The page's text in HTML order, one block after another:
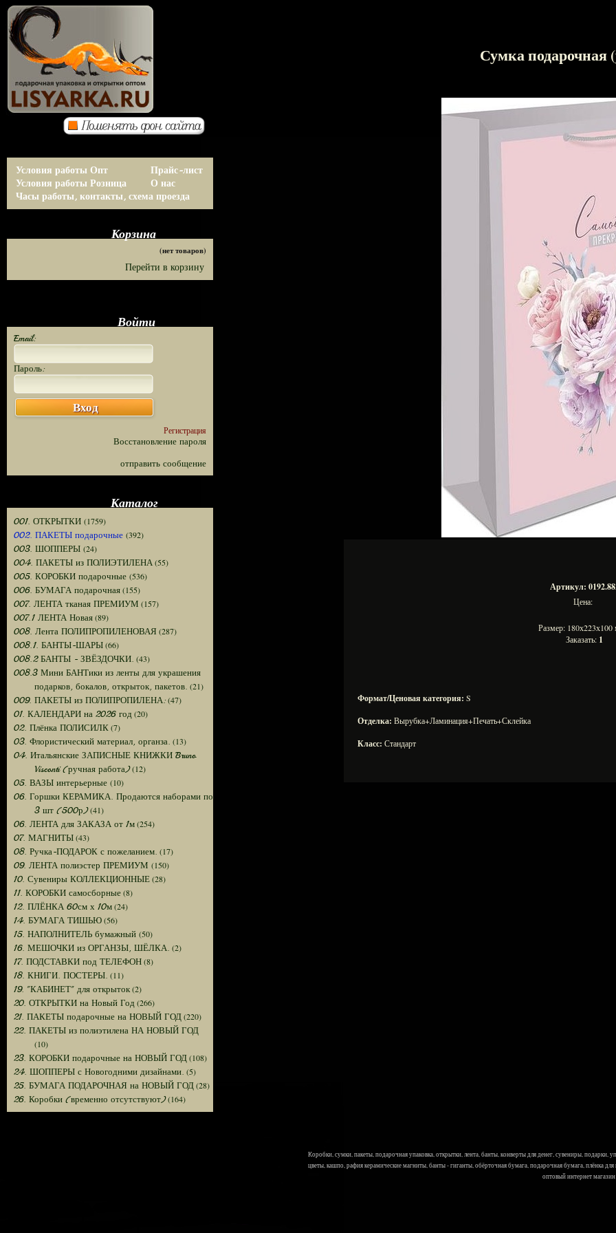
Условия работы Опт
Условия работы Розница
Прайс-лист
О нас
Часы работы, контакты, схема проезда
Корзина
(нет товаров)
Перейти в корзину
Войти
Email:
Пароль:
Вход
Регистрация
Восстановление пароля
отправить сообщение
Каталог
001. ОТКРЫТКИ (1759)
002. ПАКЕТЫ подарочные (392)
003. ШОППЕРЫ (24)
004. ПАКЕТЫ из ПОЛИЭТИЛЕНА(55)
005. КОРОБКИ подарочные (536)
006. БУМАГА подарочная(155)
007. ЛЕНТА тканая ПРЕМИУМ (157)
007.1 ЛЕНТА Новая(89)
008. Лента ПОЛИПРОПИЛЕНОВАЯ (287)
008.1. БАНТЫ-ШАРЫ(66)
008.2 БАНТЫ - ЗВЁЗДОЧКИ. (43)
008.3 Мини БАНТики из ленты для украшения
подарков, бокалов, открыток, пакетов. (21)
009. ПАКЕТЫ из ПОЛИПРОПИЛЕНА:(47)
01. КАЛЕНДАРИ на 2026 год (20)
02. Плёнка ПОЛИСИЛК(7)
03. Флористический материал, органза. (13)
04. Итальянские ЗАПИСНЫЕ КНИЖКИ Bruno
Visconti (ручная работа)(12)
05. ВАЗЫ интерьерные (10)
06. Горшки КЕРАМИКА. Продаются наборами по
3 шт (500р)(41)
06. ЛЕНТА для ЗАКАЗА от 1м(254)
07. МАГНИТЫ(43)
08. Ручка-ПОДАРОК с пожеланием. (17)
09. ЛЕНТА полиэстер ПРЕМИУМ (150)
10. Сувениры КОЛЛЕКЦИОННЫЕ(28)
11. КОРОБКИ самосборные(8)
12. ПЛЁНКА 60см х 10м(24)
14. БУМАГА ТИШЬЮ(56)
15. НАПОЛНИТЕЛЬ бумажный (50)
16. МЕШОЧКИ из ОРГАНЗЫ, ШЁЛКА. (2)
17. ПОДСТАВКИ под ТЕЛЕФОН(8)
18. КНИГИ. ПОСТЕРЫ. (11)
19. "КАБИНЕТ" для открыток(2)
20. ОТКРЫТКИ на Новый Год (266)
21. ПАКЕТЫ подарочные на НОВЫЙ ГОД(220)
22. ПАКЕТЫ из полиэтилена НА НОВЫЙ ГОД
(10)
23. КОРОБКИ подарочные на НОВЫЙ ГОД(108)
24. ШОППЕРЫ с Новогодними дизайнами. (5)
25. БУМАГА ПОДАРОЧНАЯ на НОВЫЙ ГОД(28)
26. Коробки (временно отсутствуют)(164)
Сумка подарочная
Артикул:
Цена:
Размер:
Заказать: 1
Формат/Ценовая категория: S
Отделка: Вырубка+Ламинация+Печать+Склейка
Класс: Стандарт
Коробки, сумки, пакеты, подарочная упаковка, открытки, лента, банты, конверты для денег, сувениры,
цветы, кашпо, рафия керамические магниты, банты - гиганты, обёрточная бумага, подарочная бумага, плёнка
оптовый интернет